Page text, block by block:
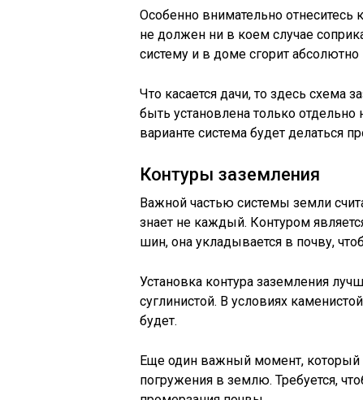
Особенно внимательно отнеситесь
не должен ни в коем случае
систему и в доме сгорит
Что касается дачи, то здесь схема
быть установлена только
варианте система будет делаться
Контуры заземления
Важной частью системы земли
знает не каждый. Контуром
шин, она укладывается в почву,
Установка контура заземления
суглинистой. В условиях
будет.
Еще один важный момент, который
погружения в землю. Требуется,